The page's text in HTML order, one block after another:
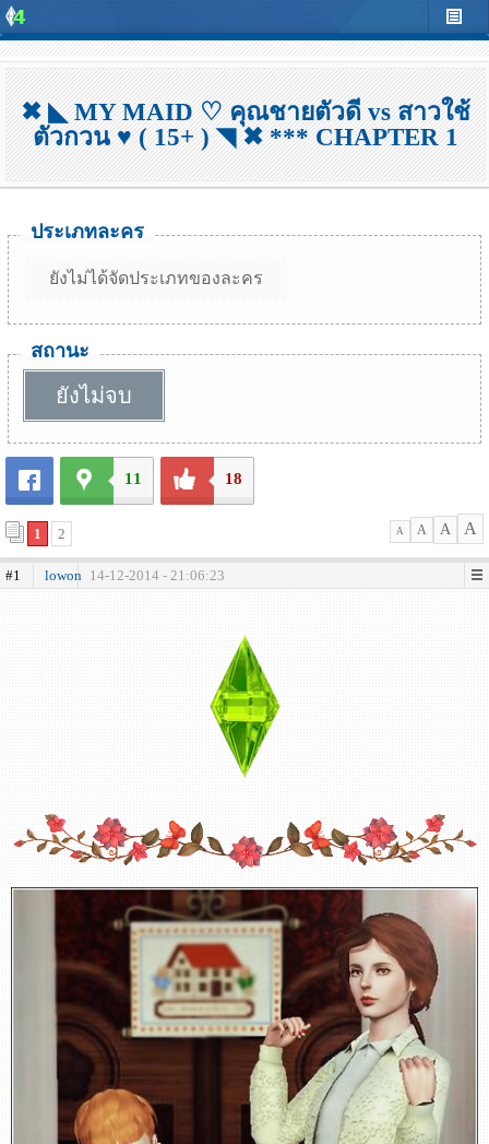
✖ ◣ MY MAID ♡ คุณชายตัวดี vs สาวใช้
ตัวกวน ♥ ( 15+ ) ◥ ✖ *** CHAPTER 1
ประเภทละคร
ยังไม่ได้จัดประเภทของละคร
สถานะ
ยังไม่จบ
11 18
1 2 A A A A
#1 lowon 14-12-2014 - 21:06:23